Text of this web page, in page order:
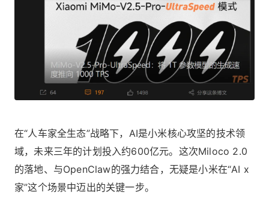
在“人车家全生态”战略下，AI是小米核心攻坚的技术领
域，未来三年的计划投入约600亿元。这次Miloco 2.0
的落地、与OpenClaw的强力结合，无疑是小米在“AI x
家”这个场景中迈出的关键一步。